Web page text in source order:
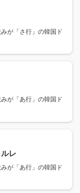
が「さ行」の韓国ド
が「あ行」の韓国ド
レ
が「あ行」の韓国ド